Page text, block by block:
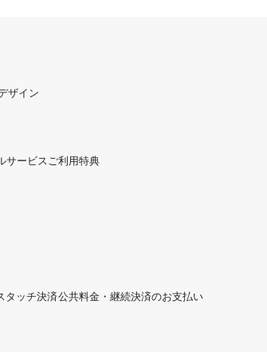
ザイン
サービスご利用特典
タッチ決済公共料金・継続決済のお支払い